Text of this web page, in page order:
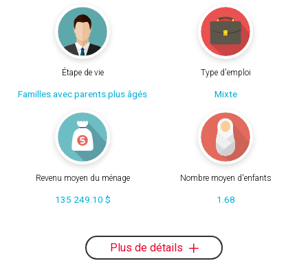
Étape de vie
Familles avec parents plus âgés
Type d'emploi
Mixte
Revenu moyen du ménage
135 249.10 $
Nombre moyen d'enfants
1.68
Plus de détails